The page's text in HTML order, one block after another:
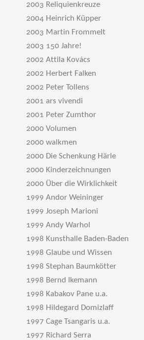
2003 Reliquienkreuze
2004 Heinrich Küpper
2003 Martin Frommelt
2003 150 Jahre!
2002 Attila Kovács
2002 Herbert Falken
2002 Peter Tollens
2001 ars vivendi
2001 Peter Zumthor
2000 Volumen
2000 walkmen
2000 Die Schenkung Härle
2000 Kinderzeichnungen
2000 Über die Wirklichkeit
1999 Andor Weininger
1999 Joseph Marioni
1999 Andy Warhol
1998 Kunsthalle Baden-Baden
1998 Glaube und Wissen
1998 Stephan Baumkötter
1998 Bernd Ikemann
1998 Kabakov Pane u.a.
1998 Hildegard Domizlaff
1997 Cage Tsangaris u.a.
1997 Richard Serra